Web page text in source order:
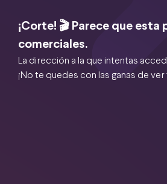
¡Corte! 🎬 Parece que esta
comerciales.
La dirección a la que intentas
¡No te quedes con las ganas de